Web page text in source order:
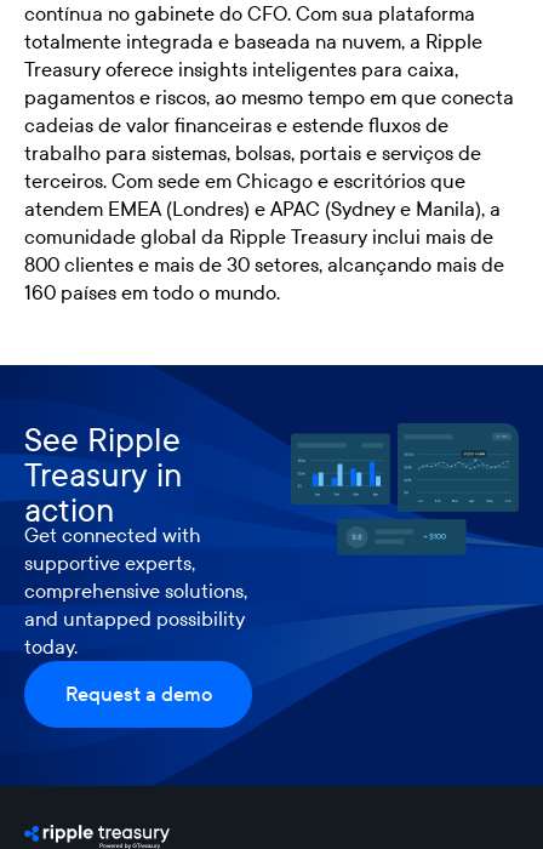
contínua no gabinete do CFO. Com sua plataforma
totalmente integrada e baseada na nuvem, a Ripple
Treasury oferece insights inteligentes para caixa,
pagamentos e riscos, ao mesmo tempo em que conecta
cadeias de valor financeiras e estende fluxos de
trabalho para sistemas, bolsas, portais e serviços de
terceiros. Com sede em Chicago e escritórios que
atendem EMEA (Londres) e APAC (Sydney e Manila), a
comunidade global da Ripple Treasury inclui mais de
800 clientes e mais de 30 setores, alcançando mais de
160 países em todo o mundo.
See Ripple
Treasury in
action
Get connected with
supportive experts,
comprehensive solutions,
and untapped possibility
today.
Request a demo